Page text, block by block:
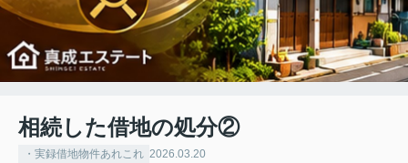
相続した借地の処分②
・実録借地物件あれこれ 2026.03.20